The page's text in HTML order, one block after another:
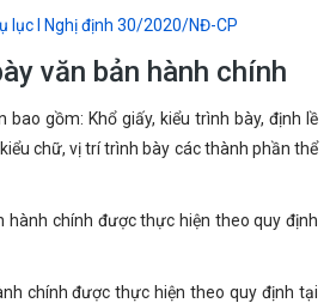
lục I Nghị định 30/2020/NĐ-CP
văn bản hành chính
gồm: Khổ giấy, kiểu trình bày, định lề
chữ, vị trí trình bày các thành phần thể
hành chính được thực hiện theo quy định
chính được thực hiện theo quy định tại